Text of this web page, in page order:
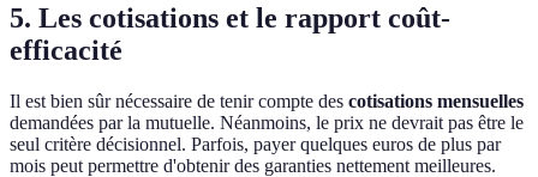
5. Les cotisations et le rapport coût-
efficacité
Il est bien sûr nécessaire de tenir compte des cotisations mensuelles
demandées par la mutuelle. Néanmoins, le prix ne devrait pas être le
seul critère décisionnel. Parfois, payer quelques euros de plus par
mois peut permettre d'obtenir des garanties nettement meilleures.